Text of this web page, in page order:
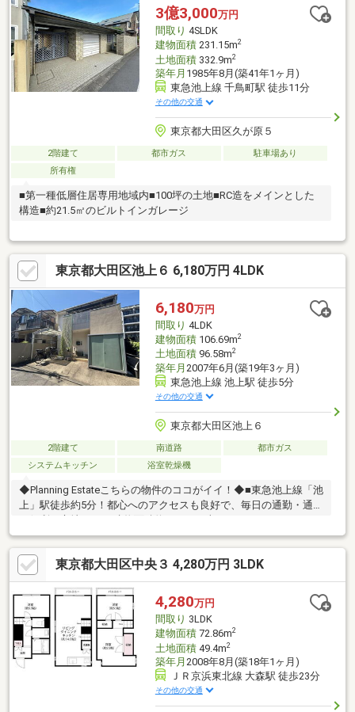
3億3,000万円
間取り 4SLDK
建物面積231.15m2
土地面積332.9m2
築年月 1985年8月(築41年1ヶ月)
東急池上線 千鳥町駅 徒歩11分
その他の交通
東京都大田区久が原５
2階建て 都市ガス
駐車場あり
所有権
■第一種低層住居専用地域内■100坪の土地■RC造をメインとした
構造■約21.5㎡のビルトインガレージ
東京都大田区池上６ 6,180万円 4LDK
6,180万円
間取り 4LDK
建物面積106.69m2
土地面積96.58m2
築年月 2007年6月(築19年3ヶ月)
東急池上線 池上駅 徒歩5分
その他の交通
東京都大田区池上６
2階建て 南道路
都市ガス
システムキッチン
浴室乾燥機
◆Planning Estateこちらの物件のココがイイ！◆■東急池上線「池
上」駅徒歩約5分！都心へのアクセスも良好で、毎日の通勤・通学
に便利な立地です♪■建物面積約106.69平米、ゆとりある4LDK！■
平成18年築、2021年リフォーム履歴あり！室内は丁寧にお使い
で、気持ちよくお住まいいただけます♪■駐車スペース付き！お車
をお持ちのご家庭にも嬉しいポイントです♪■南向きバルコニーに
つき陽当たり・通風良好！明るい陽射しが差し込む快適な住空間
が広がります♪他の気になる物件とあわせてのご案内も可能です。
ぜひお問い合わせください！
東京都大田区中央３ 4,280万円 3LDK
4,280万円
間取り 3LDK
建物面積72.86m2
土地面積49.4m2
築年月 2008年8月(築18年1ヶ月)
ＪＲ京浜東北線 大森駅 徒歩23分
その他の交通